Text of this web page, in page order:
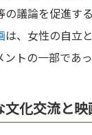
の議論を促進す
は、女性の自立
トの一部であっ
文化交流と映